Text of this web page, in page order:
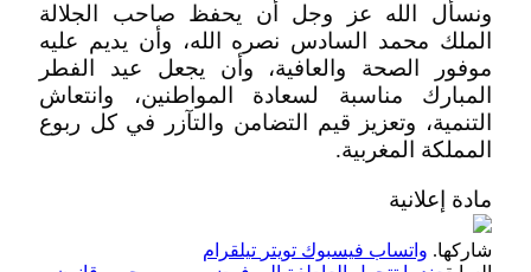
ونسأل الله عز وجل أن يحفظ صاحب الجلالة
الملك محمد السادس نصره الله، وأن يديم عليه
موفور الصحة والعافية، وأن يجعل عيد الفطر
المبارك مناسبة لسعادة المواطنين، وانتعاش
التنمية، وتعزيز قيم التضامن والتآزر في كل ربوع
المملكة المغربية.
مادة إعلانية
شاركها. واتساب فيسبوك تويتر تيلقرام